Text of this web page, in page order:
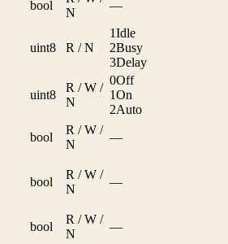
bool
N
—
uint8 R / N
1Idle
2Busy
3Delay
uint8
R / W /
N
0Off
1On
2Auto
bool
R / W /
N
—
bool
R / W /
N
—
bool
R / W /
N
—